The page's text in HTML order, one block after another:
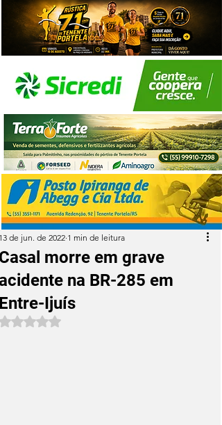
morre em grave
na BR-285 em
Ijuís
de jun. de 2022 1 min de leitura
Avaliado com NaN de 5 estrelas.